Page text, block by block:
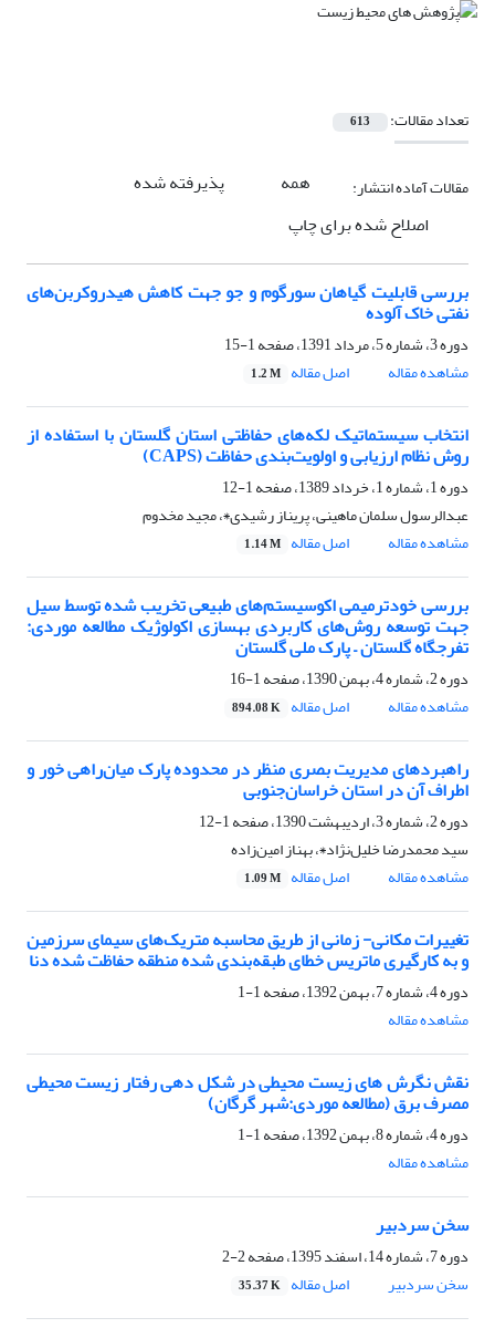
تعداد مقالات: 613
مقالات آماده انتشار: همه
پذیرفته شده
اصلاح شده برای چاپ
بررسی قابلیت گیاهان سورگوم و جو جهت کاهش هیدروکربن‌های
نفتی خاک آلوده
دوره 3، شماره 5، مرداد 1391، صفحه
1-15
مشاهده مقاله
اصل مقاله 1.2 M
انتخاب سیستماتیک لکه‌های حفاظتی استان گلستان با استفاده از
روش نظام ارزیابی و اولویت‌بندی حفاظت (CAPS)
دوره 1، شماره 1، خرداد 1389، صفحه
1-12
عبدالرسول سلمان ماهینی، پریناز رشیدی٭، مجید مخدوم
مشاهده مقاله
اصل مقاله 1.14 M
بررسی خودترمیمی اکوسیستم‌های‌ طبیعی تخریب شده توسط سیل
جهت توسعه روش‌های کاربردی بهسازی اکولوژیک مطالعه موردی:
تفرجگاه گلستان – پارک ملی گلستان
دوره 2، شماره 4، بهمن 1390، صفحه
1-16
مشاهده مقاله
اصل مقاله 894.08 K
راهبردهای مدیریت بصری منظر در محدوده پارک میان‌راهی خور و
اطراف آن در استان خراسان‌جنوبی
دوره 2، شماره 3، اردیبهشت 1390، صفحه
1-12
سید محمدرضا خلیل‌نژاد٭، بهناز امین‌زاده
مشاهده مقاله
اصل مقاله 1.09 M
تغییرات مکانی- زمانی از طریق محاسبه متریک‌های سیمای سرزمین
و به کارگیری ماتریس خطای طبقه‌بندی شده منطقه حفاظت شده دنا
دوره 4، شماره 7، بهمن 1392، صفحه
1-1
مشاهده مقاله
نقش نگرش های زیست محیطی در شکل دهی رفتار زیست محیطی
مصرف برق (مطالعه موردی:شهر گرگان)
دوره 4، شماره 8، بهمن 1392، صفحه
1-1
مشاهده مقاله
سخن سردبیر
دوره 7، شماره 14، اسفند 1395، صفحه
2-2
سخن سردبیر
اصل مقاله 35.37 K